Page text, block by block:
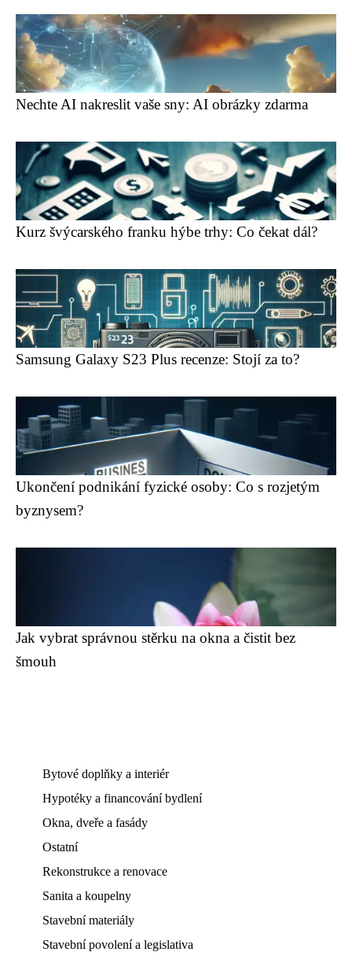
Nechte AI nakreslit vaše sny: AI obrázky zdarma
Kurz švýcarského franku hýbe trhy: Co čekat dál?
Samsung Galaxy S23 Plus recenze: Stojí za to?
Ukončení podnikání fyzické osoby: Co s rozjetým
byznysem?
Jak vybrat správnou stěrku na okna a čistit bez
šmouh
Bytové doplňky a interiér
Hypotéky a financování bydlení
Okna, dveře a fasády
Ostatní
Rekonstrukce a renovace
Sanita a koupelny
Stavební materiály
Stavební povolení a legislativa